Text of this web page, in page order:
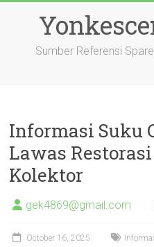
Sumber Referensi
Informasi Suku
Lawas
Kolektor
gek4869@gmail.com
October 16, 2025